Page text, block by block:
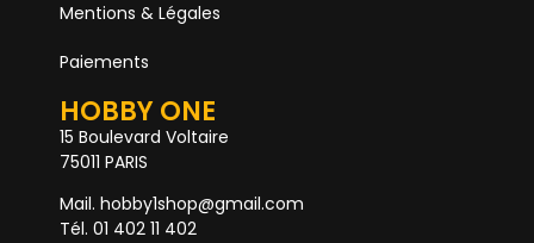
Mentions & Légales
Paiements
HOBBY ONE
15 Boulevard Voltaire
75011 PARIS
Mail. hobby1shop@gmail.com
Tél. 01 402 11 402